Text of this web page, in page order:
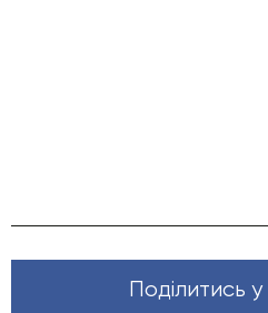
Поділитись у